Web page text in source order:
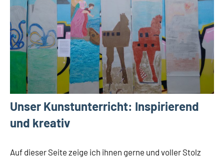
Unser Kunstunterricht: Inspirierend
und kreativ
Auf dieser Seite zeige ich ihnen gerne und voller Stolz